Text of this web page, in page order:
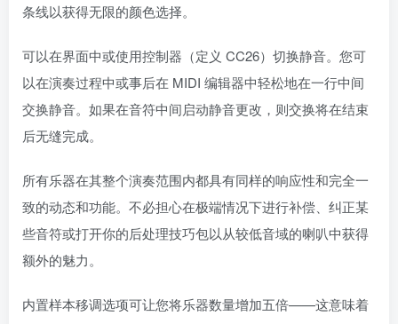
条线以获得无限的颜色选择。
可以在界面中或使用控制器（定义 CC26）切换静音。您可
以在演奏过程中或事后在 MIDI 编辑器中轻松地在一行中间
交换静音。如果在音符中间启动静音更改，则交换将在结束
后无缝完成。
所有乐器在其整个演奏范围内都具有同样的响应性和完全一
致的动态和功能。不必担心在极端情况下进行补偿、纠正某
些音符或打开你的后处理技巧包以从较低音域的喇叭中获得
额外的魅力。
内置样本移调选项可让您将乐器数量增加五倍——这意味着